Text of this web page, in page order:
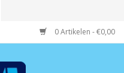
0 Artikelen - €0,00